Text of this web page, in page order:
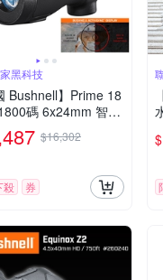
黑科技
Bushnell】Prime 18
碼 6x24mm 智慧
射測距望遠鏡 LP180
$16,302
殺 券
$